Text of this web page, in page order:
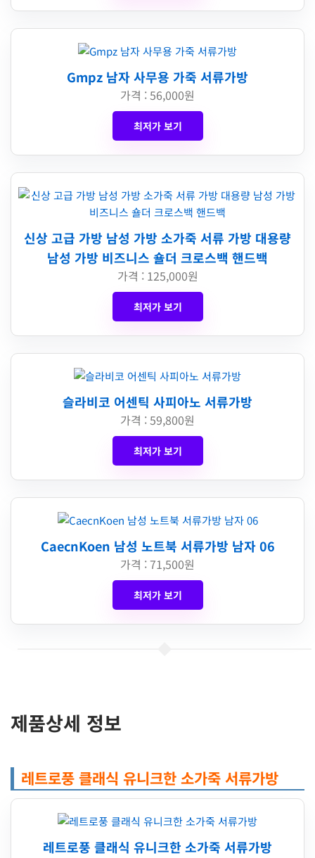
Gmpz 남자 사무용 가죽 서류가방
가격 : 56,000원
최저가 보기
신상 고급 가방 남성 가방 소가죽 서류 가방 대용량
남성 가방 비즈니스 숄더 크로스백 핸드백
가격 : 125,000원
최저가 보기
슬라비코 어센틱 사피아노 서류가방
가격 : 59,800원
최저가 보기
CaecnKoen 남성 노트북 서류가방 남자 06
가격 : 71,500원
최저가 보기
제품상세 정보
레트로풍 클래식 유니크한 소가죽 서류가방
레트로풍 클래식 유니크한 소가죽 서류가방